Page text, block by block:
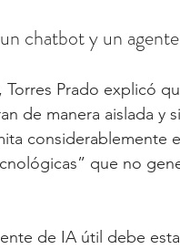
chatbot y un
Torres Prado explicó
de manera aislada y
considerablemente
que no
de IA útil debe